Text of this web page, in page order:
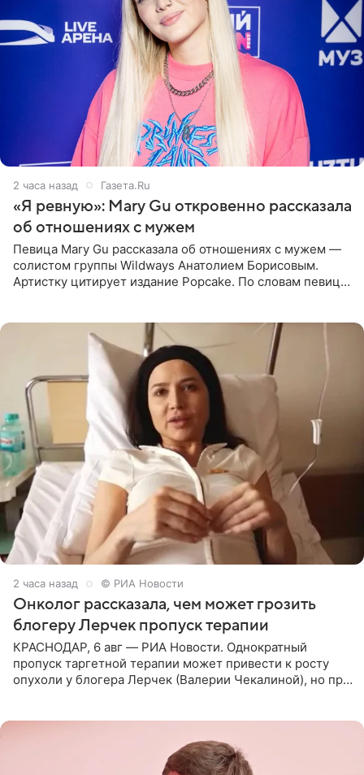
2 часа назад Газета.Ru
«Я ревную»: Mary Gu откровенно рассказала
об отношениях с мужем
Певица Mary Gu рассказала об отношениях с мужем —
солистом группы Wildways Анатолием Борисовым.
Артистку цитирует издание Popcake. По словам певицы,
2 часа назад © РИА Новости
Онколог рассказала, чем может грозить
блогеру Лерчек пропуск терапии
КРАСНОДАР, 6 авг — РИА Новости. Однократный
пропуск таргетной терапии может привести к росту
опухоли у блогера Лерчек (Валерии Чекалиной), но при